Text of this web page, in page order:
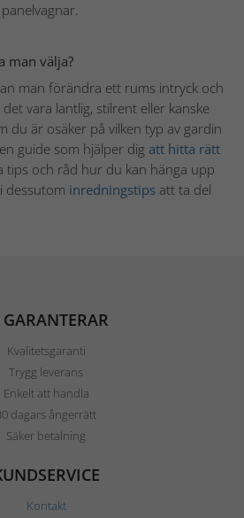
man välja?
man förändra ett rums intryck och
vara lantlig, stilrent eller kanske
du är osäker på vilken typ av gardin
guide som hjälper dig att hitta rätt
tips och råd hur du kan hänga upp
dessutom inredningstips att ta del
Kvalitetsgaranti
Trygg leverans
Enkelt att handla
dagars ångerrätt
Säker betalning
Kontakt